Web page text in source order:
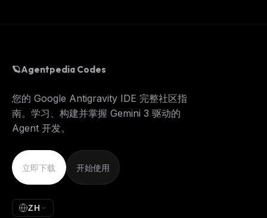
🪐Agentpedia Codes
您的 Google Antigravity IDE 完整社区指
南。学习、构建并掌握 Gemini 3 驱动的
Agent 开发。
立即下载 开始使用
ZH